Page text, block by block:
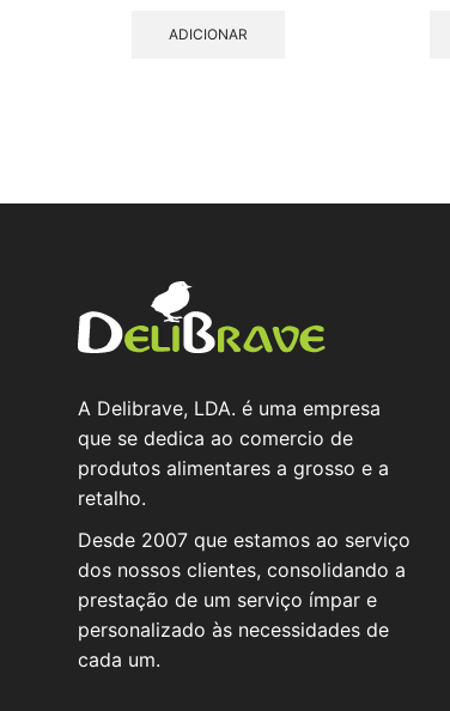
ADICIONAR
A Delibrave, LDA. é uma empresa
que se dedica ao comercio de
produtos alimentares a grosso e a
retalho.
Desde 2007 que estamos ao serviço
dos nossos clientes, consolidando a
prestação de um serviço ímpar e
personalizado às necessidades de
cada um.